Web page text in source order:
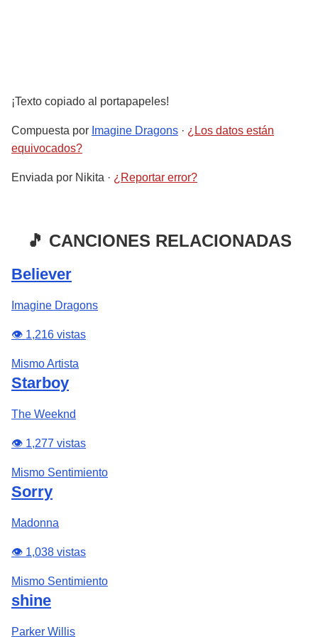
¡Texto copiado al portapapeles!
Compuesta por Imagine Dragons · ¿Los datos están
equivocados?
Enviada por Nikita · ¿Reportar error?
🎵 CANCIONES RELACIONADAS
Believer
Imagine Dragons
👁️ 1,216 vistas
Mismo Artista
Starboy
The Weeknd
👁️ 1,277 vistas
Mismo Sentimiento
Sorry
Madonna
👁️ 1,038 vistas
Mismo Sentimiento
shine
Parker Willis